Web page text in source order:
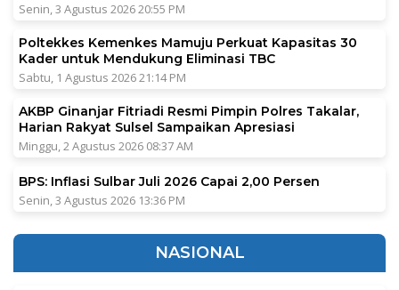
Senin, 3 Agustus 2026 20:55 PM
Poltekkes Kemenkes Mamuju Perkuat Kapasitas 30
Kader untuk Mendukung Eliminasi TBC
Sabtu, 1 Agustus 2026 21:14 PM
AKBP Ginanjar Fitriadi Resmi Pimpin Polres Takalar,
Harian Rakyat Sulsel Sampaikan Apresiasi
Minggu, 2 Agustus 2026 08:37 AM
BPS: Inflasi Sulbar Juli 2026 Capai 2,00 Persen
Senin, 3 Agustus 2026 13:36 PM
NASIONAL